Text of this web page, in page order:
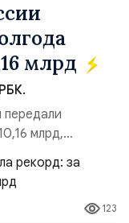
млрд
передали
млрд,
раза больше,
($3,95 млрд).
денежного
123